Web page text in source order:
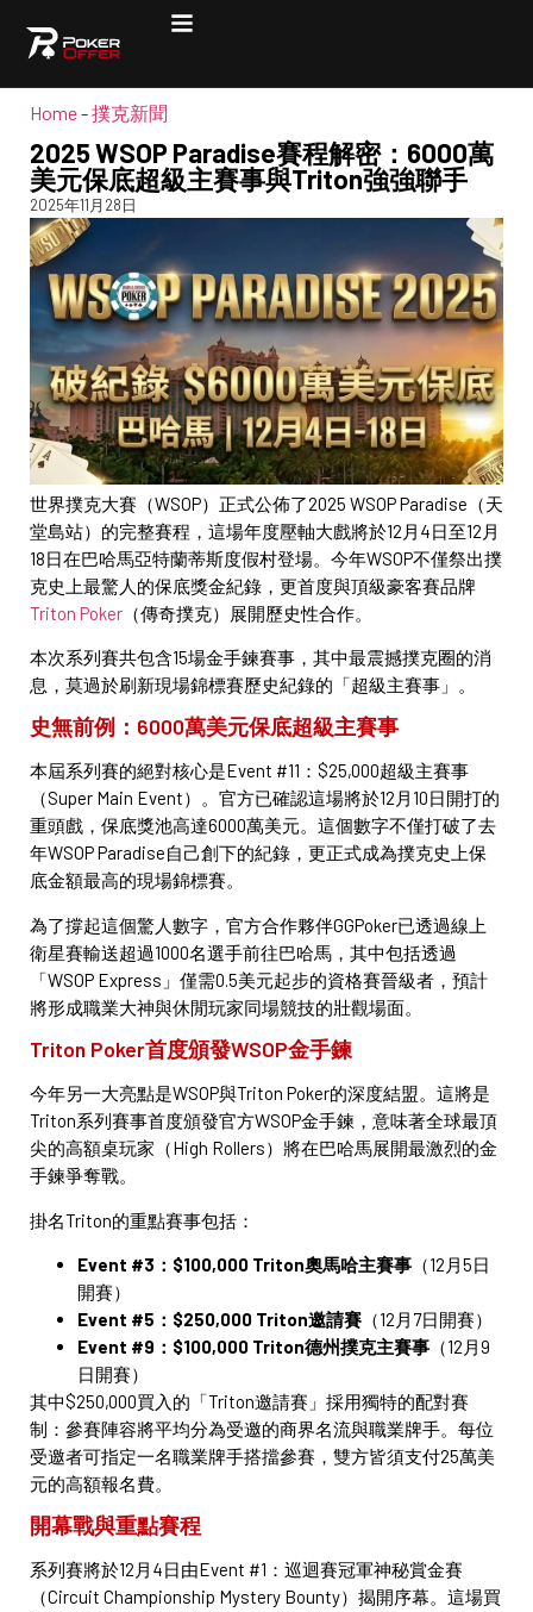
Home-撲克新聞
2025 WSOP Paradise賽程解密：6000萬
美元保底超級主賽事與Triton強強聯手
2025年11月28日
世界撲克大賽（WSOP）正式公佈了2025 WSOP Paradise（天
堂島站）的完整賽程，這場年度壓軸大戲將於12月4日至12月
18日在巴哈馬亞特蘭蒂斯度假村登場。今年WSOP不僅祭出撲
克史上最驚人的保底獎金紀錄，更首度與頂級豪客賽品牌
Triton Poker （傳奇撲克）展開歷史性合作。
本次系列賽共包含15場金手鍊賽事，其中最震撼撲克圈的消
息，莫過於刷新現場錦標賽歷史紀錄的「超級主賽事」。
史無前例：6000萬美元保底超級主賽事
本屆系列賽的絕對核心是Event #11：$25,000超級主賽事
（Super Main Event）。官方已確認這場將於12月10日開打的
重頭戲，保底獎池高達6000萬美元。這個數字不僅打破了去
年WSOP Paradise自己創下的紀錄，更正式成為撲克史上保
底金額最高的現場錦標賽。
為了撐起這個驚人數字，官方合作夥伴GGPoker已透過線上
衛星賽輸送超過1000名選手前往巴哈馬，其中包括透過
「WSOP Express」僅需0.5美元起步的資格賽晉級者，預計
將形成職業大神與休閒玩家同場競技的壯觀場面。
Triton Poker首度頒發WSOP金手鍊
今年另一大亮點是WSOP與Triton Poker的深度結盟。這將是
Triton系列賽事首度頒發官方WSOP金手鍊，意味著全球最頂
尖的高額桌玩家（High Rollers）將在巴哈馬展開最激烈的金
手鍊爭奪戰。
掛名Triton的重點賽事包括：
Event #3：$100,000 Triton奧馬哈主賽事 （12月5日
開賽）
Event #5：$250,000 Triton邀請賽 （12月7日開賽）
Event #9：$100,000 Triton德州撲克主賽事 （12月9
日開賽）
其中$250,000買入的「Triton邀請賽」採用獨特的配對賽
制：參賽陣容將平均分為受邀的商界名流與職業牌手。每位
受邀者可指定一名職業牌手搭擋參賽，雙方皆須支付25萬美
元的高額報名費。
開幕戰與重點賽程
系列賽將於12月4日由Event #1：巡迴賽冠軍神秘賞金賽
（Circuit Championship Mystery Bounty）揭開序幕。這場買